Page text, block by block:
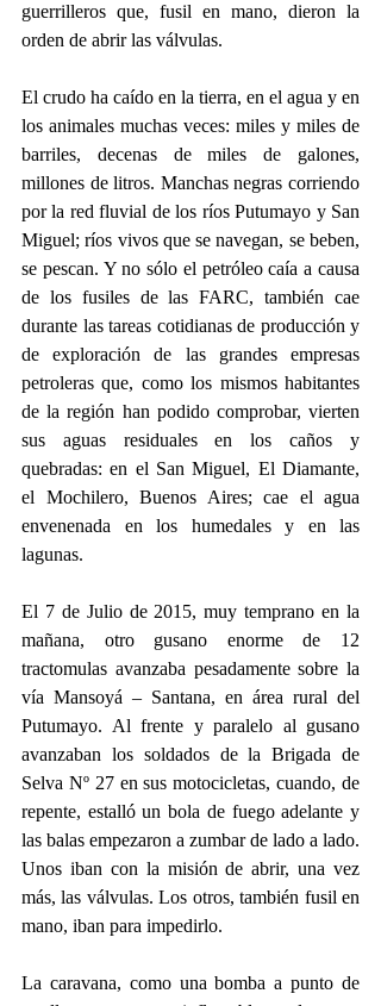
guerrilleros que, fusil en mano, dieron la
orden de abrir las válvulas.
El crudo ha caído en la tierra, en el agua y en
los animales muchas veces: miles y miles de
barriles, decenas de miles de galones,
millones de litros. Manchas negras corriendo
por la red fluvial de los ríos Putumayo y San
Miguel; ríos vivos que se navegan, se beben,
se pescan. Y no sólo el petróleo caía a causa
de los fusiles de las FARC, también cae
durante las tareas cotidianas de producción y
de exploración de las grandes empresas
petroleras que, como los mismos habitantes
de la región han podido comprobar, vierten
sus aguas residuales en los caños y
quebradas: en el San Miguel, El Diamante,
el Mochilero, Buenos Aires; cae el agua
envenenada en los humedales y en las
lagunas.
El 7 de Julio de 2015, muy temprano en la
mañana, otro gusano enorme de 12
tractomulas avanzaba pesadamente sobre la
vía Mansoyá – Santana, en área rural del
Putumayo. Al frente y paralelo al gusano
avanzaban los soldados de la Brigada de
Selva Nº 27 en sus motocicletas, cuando, de
repente, estalló un bola de fuego adelante y
las balas empezaron a zumbar de lado a lado.
Unos iban con la misión de abrir, una vez
más, las válvulas. Los otros, también fusil en
mano, iban para impedirlo.
La caravana, como una bomba a punto de